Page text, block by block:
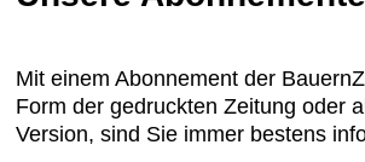
Mit einem Abonnement der
Form der gedruckten Zeitung oder
Version, sind Sie immer bestens